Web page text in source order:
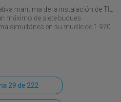
marítima de la instalación de TIL
máximo de siete buques
simultánea en su muelle de 1.970
29 de 222